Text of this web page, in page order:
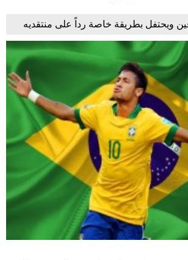
ويحتفل بطريقة خاصة رداً على منتقديه